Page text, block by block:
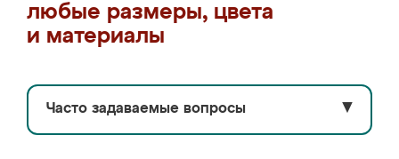
любые размеры, цвета
и материалы
Часто задаваемые вопросы ▼